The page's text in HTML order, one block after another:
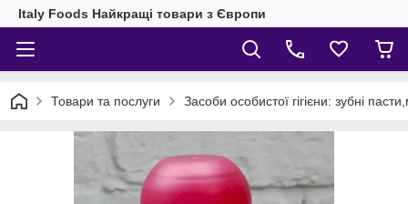
Italy Foods Найкращі товари з Європи
Товари та послуги Засоби особистої гігієни: зубні